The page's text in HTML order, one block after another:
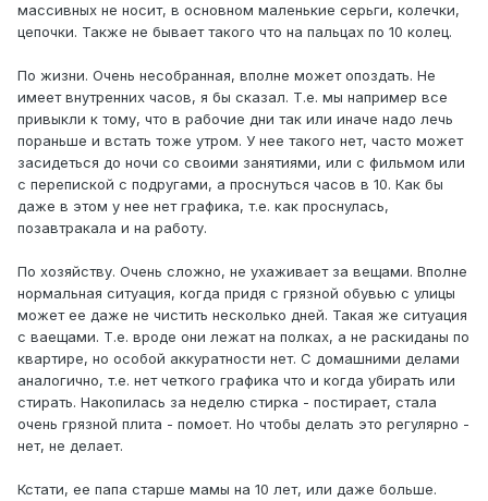
массивных не носит, в основном маленькие серьги, колечки,
цепочки. Также не бывает такого что на пальцах по 10 колец.
По жизни. Очень несобранная, вполне может опоздать. Не
имеет внутренних часов, я бы сказал. Т.е. мы например все
привыкли к тому, что в рабочие дни так или иначе надо лечь
пораньше и встать тоже утром. У нее такого нет, часто может
засидеться до ночи со своими занятиями, или с фильмом или
с перепиской с подругами, а проснуться часов в 10. Как бы
даже в этом у нее нет графика, т.е. как проснулась,
позавтракала и на работу.
По хозяйству. Очень сложно, не ухаживает за вещами. Вполне
нормальная ситуация, когда придя с грязной обувью с улицы
может ее даже не чистить несколько дней. Такая же ситуация
с ваещами. Т.е. вроде они лежат на полках, а не раскиданы по
квартире, но особой аккуратности нет. С домашними делами
аналогично, т.е. нет четкого графика что и когда убирать или
стирать. Накопилась за неделю стирка - постирает, стала
очень грязной плита - помоет. Но чтобы делать это регулярно -
нет, не делает.
Кстати, ее папа старше мамы на 10 лет, или даже больше.